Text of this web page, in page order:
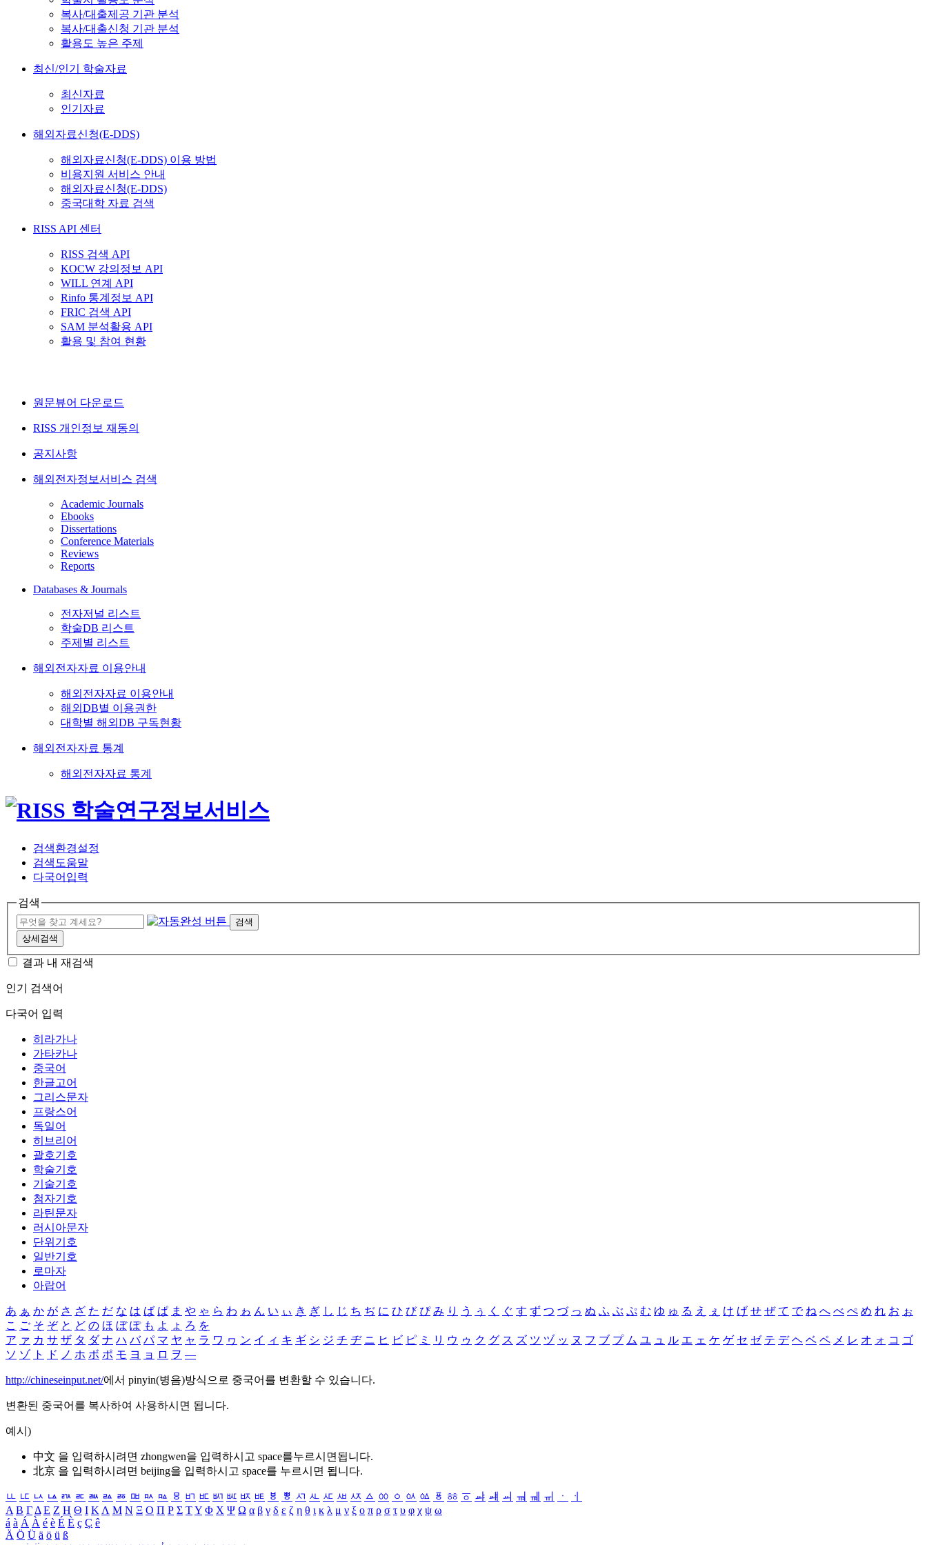
복사/대출제공 기관 분석
복사/대출신청 기관 분석
활용도 높은 주제
최신/인기 학술자료
최신자료
인기자료
해외자료신청(E-DDS)
해외자료신청(E-DDS) 이용 방법
비용지원 서비스 안내
해외자료신청(E-DDS)
중국대학 자료 검색
RISS API 센터
RISS 검색 API
KOCW 강의정보 API
WILL 연계 API
Rinfo 통계정보 API
FRIC 검색 API
SAM 분석활용 API
활용 및 참여 현황
원문뷰어 다운로드
RISS 개인정보 재동의
공지사항
해외전자정보서비스 검색
Academic Journals
Ebooks
Dissertations
Conference Materials
Reviews
Reports
Databases & Journals
전자저널 리스트
학술DB 리스트
주제별 리스트
해외전자자료 이용안내
해외전자자료 이용안내
해외DB별 이용권한
대학별 해외DB 구독현황
해외전자자료 통계
해외전자자료 통계
검색환경설정
검색도움말
다국어입력
검색
검색
상세검색
결과 내 재검색
인기 검색어
다국어 입력
히라가나
가타카나
중국어
한글고어
그리스문자
프랑스어
독일어
히브리어
괄호기호
학술기호
기술기호
첨자기호
라틴문자
러시아문자
단위기호
일반기호
로마자
아랍어
あ ぁ か が さ ざ た だ な は ば ぱ ま や ゃ ら わ ゎ ん い ぃ き ぎ し じ ち ぢ に ひ び ぴ み り う ぅ く ぐ す ず つ づ っ ぬ ふ ぶ ぷ む ゆ ゅ る え ぇ け げ せ ぜ て で ね へ べ ぺ め れ お ぉ
こ ご そ ぞ と ど の ほ ぼ ぽ も よ ょ ろ を
ア ァ カ サ ザ タ ダ ナ ハ バ パ マ ヤ ャ ラ ワ ヮ ン イ ィ キ ギ シ ジ チ ヂ ニ ヒ ビ ピ ミ リ ウ ゥ ク グ ス ズ ツ ヅ ッ ヌ フ ブ プ ム ユ ュ ル エ ェ ケ ゲ セ ゼ テ デ ヘ ベ ペ メ レ オ ォ コ ゴ
ソ ゾ ト ド ノ ホ ボ ポ モ ヨ ョ ロ ヲ ―
http://chineseinput.net/에서 pinyin(병음)방식으로 중국어를 변환할 수 있습니다.
변환된 중국어를 복사하여 사용하시면 됩니다.
예시)
中文 을 입력하시려면 zhongwen을 입력하시고 space를누르시면됩니다.
北京 을 입력하시려면 beijing을 입력하시고 space를 누르시면 됩니다.
ㅥ ㅦ ㅧ ㅨ ㅩ ㅪ ㅫ ㅬ ㅭ ㅮ ㅯ ㅰ ㅱ ㅲ ㅳ ㅴ ㅵ ㅶ ㅷ ㅸ ㅹ ㅺ ㅻ ㅼ ㅽ ㅾ ㅿ ㆀ ㆁ ㆂ ㆃ ㆄ ㆅ ㆆ ㆇ ㆈ ㆉ ㆊ ㆋ ㆌ ㆍ
ㆎ
Α Β ΓΔ Ε Ζ Η Θ Ι ΚΛ Μ Ν Ξ Ο Π Ρ Σ ΤΥ Φ Χ Ψ Ω α β γ δ ε ζ η θ ι κ λ μ ν ξ ο π ρ σ τ υ φ χ ψ ω
á à Á À é è É È ç Ç ê
Ä Ö Ü ä ö ü ß